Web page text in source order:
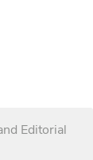
Editorial